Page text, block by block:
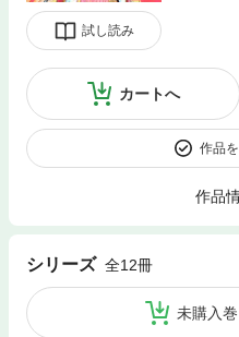
試し読み
カートへ
作品
作品
シリーズ 全12冊
未購入